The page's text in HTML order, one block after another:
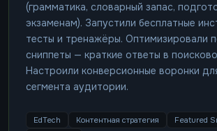
(грамматика, словарный запас,
экзаменам). Запустили бесплатные
тесты и тренажёры. Оптимизировали
сниппеты — краткие ответы в
Настроили конверсионные воронки
сегмента аудитории.
EdTech Контентная стратегия
Featured